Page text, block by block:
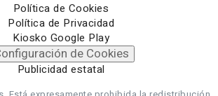
Política de Cookies
Política de Privacidad
Kiosko Google Play
de Cookies
Publicidad estatal